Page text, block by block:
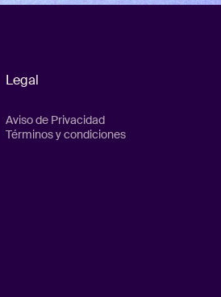
Legal
Aviso de Privacidad
Términos y condiciones